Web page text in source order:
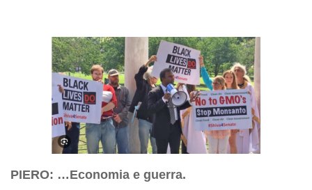
PIERO: …Economia e guerra.